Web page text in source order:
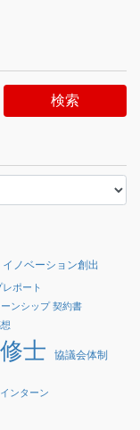
イノベーション創出
ポート
ンシップ 契約書
修士 協議会体制
ンターン